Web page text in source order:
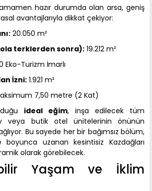
hazır durumda olan arsa, geniş
avantajlarıyla dikkat çekiyor:
20.050 m²
terklerden sonra): 19.212 m²
Eko-Turizm İmarlı
İzni: 1.921 m²
7,50 metre (2 Kat)
ideal eğim, inşa edilecek tüm
veya butik otel ünitelerinin önünün
Bu sayede her bir bağımsız bölüm,
uzanan kesintisiz Kazdağları
olarak görebilecek.
Yaşam ve İklim